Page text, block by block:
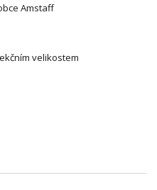
Amstaff
velikostem